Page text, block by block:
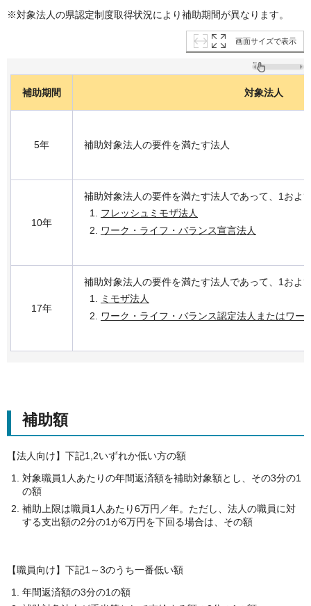
※対象法人の県認定制度取得状況により補助期間が異なります。
画面サイズで表示
補助期間 対象法人
5年 補助対象法人の要件を満たす法人
10年
補助対象法人の要件を満たす法人であって、1およ
フレッシュミモザ法人
ワーク・ライフ・バランス宣言法人
17年
補助対象法人の要件を満たす法人であって、1およ
ミモザ法人
ワーク・ライフ・バランス認定法人またはワー
補助額
【法人向け】下記1,2いずれか低い方の額
対象職員1人あたりの年間返済額を補助対象額とし、その3分の1
の額
補助上限は職員1人あたり6万円／年。ただし、法人の職員に対
する支出額の2分の1が6万円を下回る場合は、その額
【職員向け】下記1～3のうち一番低い額
年間返済額の3分の1の額